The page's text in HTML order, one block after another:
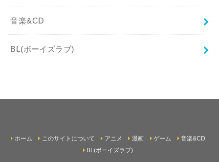
音楽&CD
BL(ボーイズラブ)
ホーム このサイトについて アニメ 漫画 ゲーム
音楽&CD
BL(ボーイズラブ)